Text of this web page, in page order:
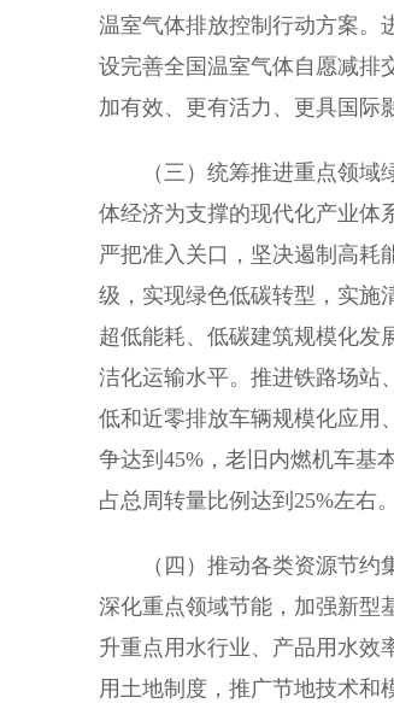
温室气体排放控制行动方案。
设完善全国温室气体自愿减排
加有效、更有活力、更具国际
（三）统筹推进重点领域绿
体经济为支撑的现代化产业体
严把准入关口，坚决遏制高耗
级，实现绿色低碳转型，实施
超低能耗、低碳建筑规模化发
洁化运输水平。推进铁路场站
低和近零排放车辆规模化应用
争达到45%，老旧内燃机车基
占总周转量比例达到25%左右。
（四）推动各类资源节约集
深化重点领域节能，加强新型
升重点用水行业、产品用水效
用土地制度，推广节地技术和